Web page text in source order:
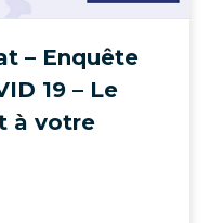
– Enquête
19 – Le
à votre